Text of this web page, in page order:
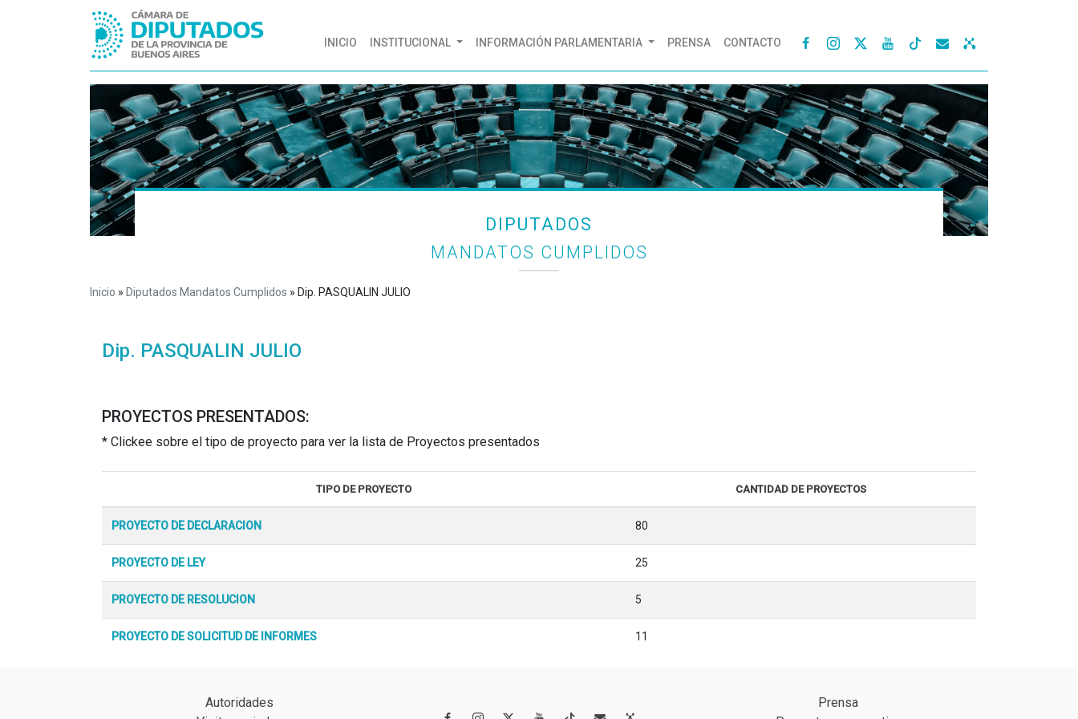
INICIO (CURRENT)
INSTITUCIONAL INFORMACIÓN PARLAMENTARIA PRENSA CONTACTO    
DIPUTADOS
MANDATOS CUMPLIDOS
Inicio » Diputados Mandatos Cumplidos » Dip. PASQUALIN JULIO
Dip. PASQUALIN JULIO
PROYECTOS PRESENTADOS:
* Clickee sobre el tipo de proyecto para ver la lista de Proyectos presentados
TIPO DE PROYECTO CANTIDAD DE PROYECTOS
PROYECTO DE DECLARACION 80
PROYECTO DE LEY 25
PROYECTO DE RESOLUCION 5
PROYECTO DE SOLICITUD DE INFORMES 11
Autoridades
Prensa